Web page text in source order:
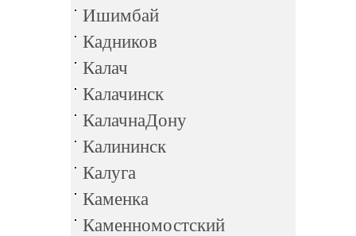
Ишимбай
Кадников
Калач
Калачинск
КалачнаДону
Калининск
Калуга
Каменка
Каменномостский